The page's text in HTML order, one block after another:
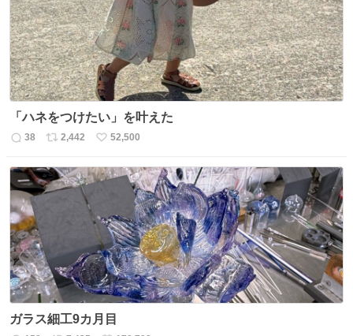
数
「ハネをつけたい」を叶えた
返
数
38
リ
ス
ト
2,442
い
ね
52,500
ガラス細工9カ月目